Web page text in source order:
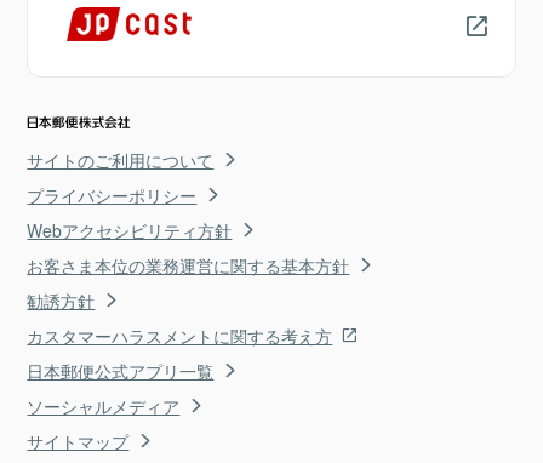
サイトのご利用について
プライバシーポリシー
Webアクセシビリティ方針
お客さま本位の業務運営に関する基本方針
勧誘方針
カスタマーハラスメントに関する考え方
日本郵便公式アプリ一覧
ソーシャルメディア
サイトマップ